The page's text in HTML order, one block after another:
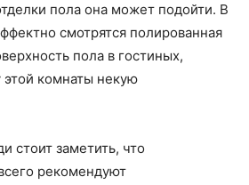
пола она может подойти. В
смотрятся полированная
пола в гостиных,
этой комнаты некую
стоит заметить, что
рекомендуют